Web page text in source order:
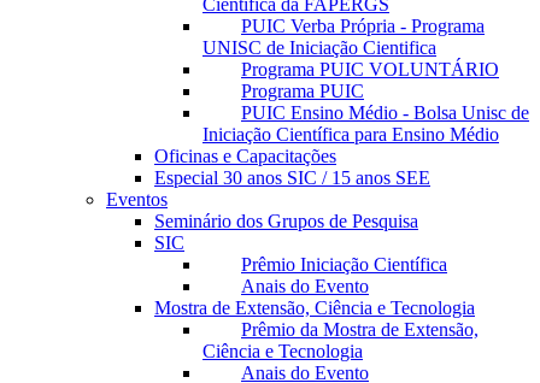
Cientifica da FAPERGS
PUIC Verba Própria - Programa
UNISC de Iniciação Cientifica
Programa PUIC VOLUNTÁRIO
Programa PUIC
PUIC Ensino Médio - Bolsa Unisc de
Iniciação Científica para Ensino Médio
Oficinas e Capacitações
Especial 30 anos SIC / 15 anos SEE
Eventos
Seminário dos Grupos de Pesquisa
SIC
Prêmio Iniciação Científica
Anais do Evento
Mostra de Extensão, Ciência e Tecnologia
Prêmio da Mostra de Extensão,
Ciência e Tecnologia
Anais do Evento